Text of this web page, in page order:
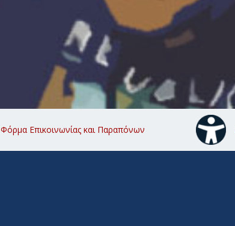
Φόρμα Επικοινωνίας και Παραπόνων